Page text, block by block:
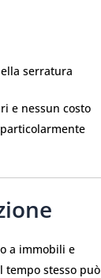
serratura
e nessun costo
a immobili e
tempo stesso può